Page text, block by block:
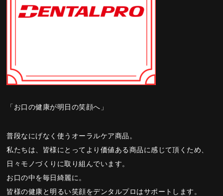
「お口の健康が明日の笑顔へ」
普段なにげなく使うオーラルケア商品。
私たちは、皆様にとってより価値ある商品に感じて頂くため、
日々モノづくりに取り組んでいます。
お口の中を毎日綺麗に。
皆様の健康と明るい笑顔をデンタルプロはサポートします。